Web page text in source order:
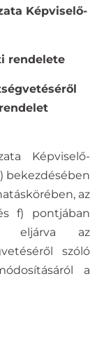
Képviselő-
rendelete
Képviselő-
bekezdésében
az
f) pontjában
eljárva az
szóló
a